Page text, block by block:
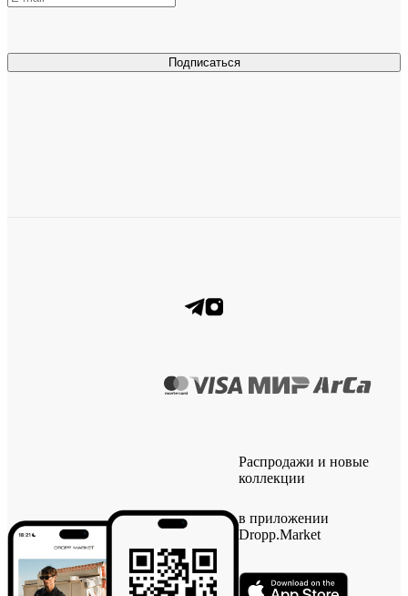
Подписаться
Распродажи и новые
коллекции
в приложении
Dropp.Market